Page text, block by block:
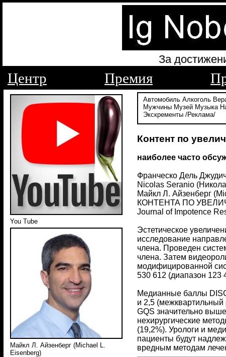
За
Центр Премия
You Tube
Майкл Л. Айзенберг (Michael L.
Eisenberg)
Автомобиль Алкоголь
Мужчины Музей Музыка
Экскременты /Реклама/
Контент по
наиболее часто
Франческо Дель
Nicolas Seranio
Майкл Л. Айзенберг
КОНТЕНТА ПО
Journal of Impotence
Эстетическое
исследование
члена. Проведен
члена. Затем
модифицированной
530 612 (диапазон 123
Медианные баллы
и 2,5 (межквартильный
GQS значительно
нехирургические
(19,2%). Урологи и
пациенты будут
вредным методам